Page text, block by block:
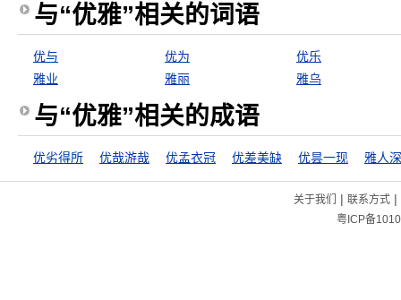
与“优雅”相关的词语
优与 优为
优乐
雅业
雅丽 雅乌
与“优雅”相关的成语
优劣得所 优哉游哉 优孟衣冠 优差美缺 优昙一现 雅人
关于我们 | 联系方式|
粤ICP备